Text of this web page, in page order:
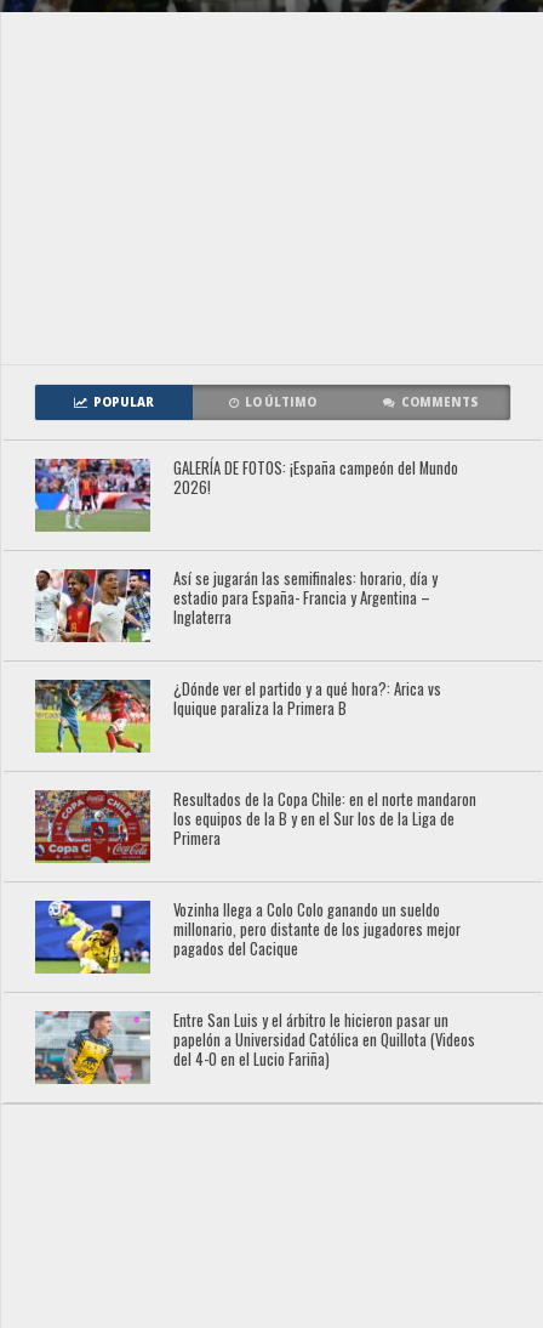
POPULAR LO ÚLTIMO COMMENTS
GALERÍA DE FOTOS: ¡España campeón del Mundo
2026!
Así se jugarán las semifinales: horario, día y
estadio para España- Francia y Argentina –
Inglaterra
¿Dónde ver el partido y a qué hora?: Arica vs
Iquique paraliza la Primera B
Resultados de la Copa Chile: en el norte mandaron
los equipos de la B y en el Sur los de la Liga de
Primera
Vozinha llega a Colo Colo ganando un sueldo
millonario, pero distante de los jugadores mejor
pagados del Cacique
Entre San Luis y el árbitro le hicieron pasar un
papelón a Universidad Católica en Quillota (Videos
del 4-0 en el Lucio Fariña)